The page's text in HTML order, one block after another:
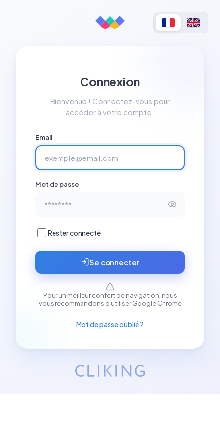
Connexion
Bienvenue ! Connectez-vous pour
accéder à votre compte.
Email
Mot de passe
Rester connecté
Se connecter
Pour un meilleur confort de navigation, nous
vous recommandons d'utiliser Google Chrome
Mot de passe oublié ?